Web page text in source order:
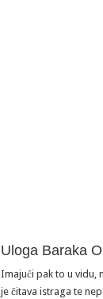
Uloga Baraka
Imajući pak to u vidu,
je čitava istraga te